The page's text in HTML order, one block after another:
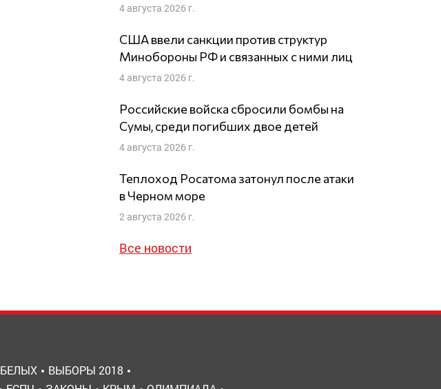
4 августа 2026 г.
США ввели санкции против структур
Минобороны РФ и связанных с ними лиц
4 августа 2026 г.
Российские войска сбросили бомбы на
Сумы, среди погибших двое детей
4 августа 2026 г.
Теплоход Росатома затонул после атаки
в Черном море
2 августа 2026 г.
Все новости
БЕЛЫХ
ВЫБОРЫ 2018